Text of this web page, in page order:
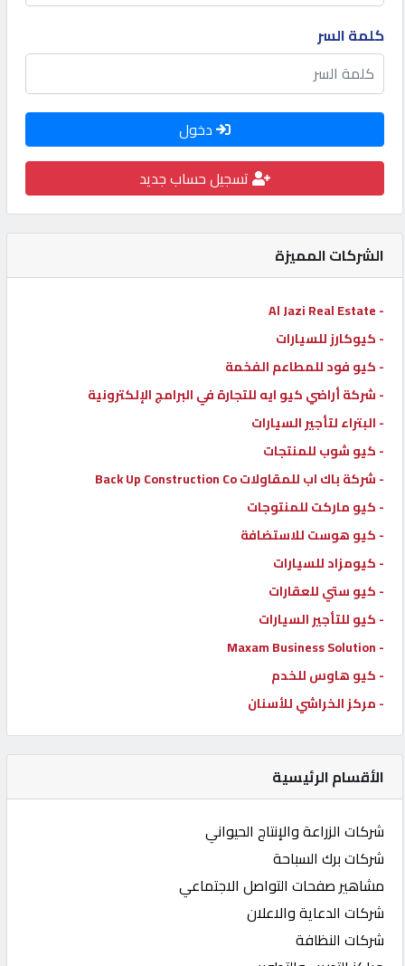
كيو
مزاد
كيو
نمبر
كارز
كيو
ماركت
الدليل
القطري
POWERED
QHOST
كلمة السر
دخول
تسجيل حساب جديد
الشركات المميزة
- Al Jazi Real Estate
- كيوكارز للسيارات
- كيو فود للمطاعم الفخمة
- شركة أراضي كيو ايه للتجارة في البرامج الإلكترونية
- البتراء لتأجير السيارات
- كيو شوب للمنتجات
- شركة باك اب للمقاولات Back Up Construction Co
- كيو ماركت للمنتوجات
- كيو هوست للاستضافة
- كيومزاد للسيارات
- كيو ستي للعقارات
- كيو للتأجير السيارات
- Maxam Business Solution
- كيو هاوس للخدم
- مركز الخراشي للأسنان
الأقسام الرئيسية
شركات الزراعة والإنتاج الحيواني
شركات برك السباحة
مشاهير صفحات التواصل الاجتماعي
شركات الدعاية والاعلان
شركات النظافة